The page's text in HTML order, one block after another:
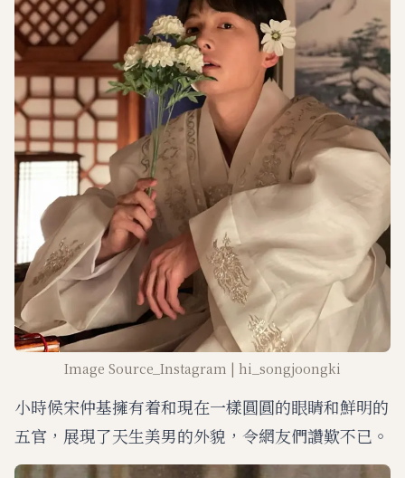
Image Source_Instagram | hi_songjoongki
小時候宋仲基擁有着和現在一樣圓圓的眼睛和鮮明的
五官，展現了天生美男的外貌，令網友們讚歎不已。